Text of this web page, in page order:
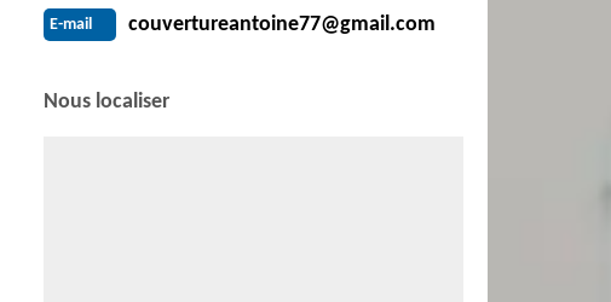
E-mail couvertureantoine77@gmail.com
Nous localiser